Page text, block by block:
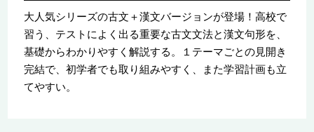
大人気シリーズの古文＋漢文バージョンが登場！高校で
習う、テストによく出る重要な古文文法と漢文句形を、
基礎からわかりやすく解説する。１テーマごとの見開き
完結で、初学者でも取り組みやすく、また学習計画も立
てやすい。